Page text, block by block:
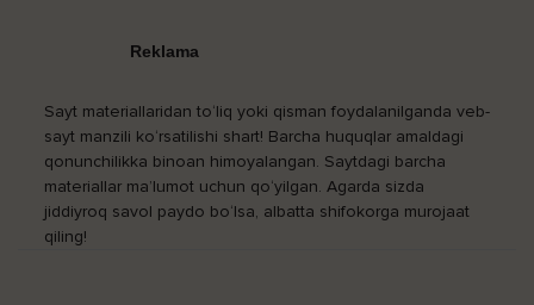
Reklama
Sayt materiallaridan to‘liq yoki qisman foydalanilganda veb-
sayt manzili ko‘rsatilishi shart! Barcha huquqlar amaldagi
qonunchilikka binoan himoyalangan. Saytdagi barcha
materiallar ma’lumot uchun qo‘yilgan. Agarda sizda
jiddiyroq savol paydo bo‘lsa, albatta shifokorga murojaat
qiling!